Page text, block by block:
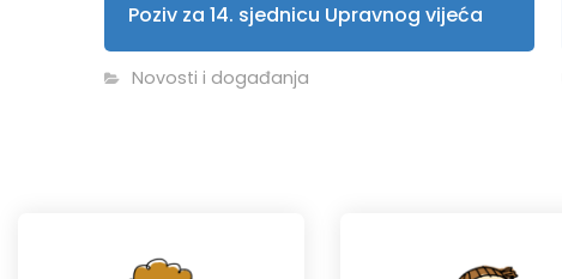
Poziv za 14. sjednicu Upravnog vijeća
Novosti i događanja